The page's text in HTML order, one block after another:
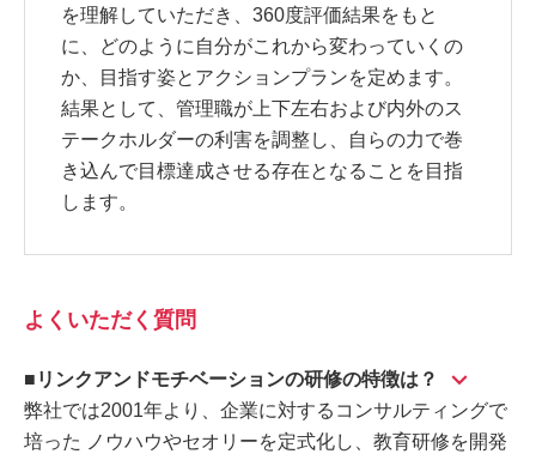
を理解していただき、360度評価結果をもと
に、どのように自分がこれから変わっていくの
か、目指す姿とアクションプランを定めます。
結果として、管理職が上下左右および内外のス
テークホルダーの利害を調整し、自らの力で巻
き込んで目標達成させる存在となることを目指
します。
よくいただく質問
■リンクアンドモチベーションの研修の特徴は？
弊社では2001年より、企業に対するコンサルティングで
培った ノウハウやセオリーを定式化し、教育研修を開発